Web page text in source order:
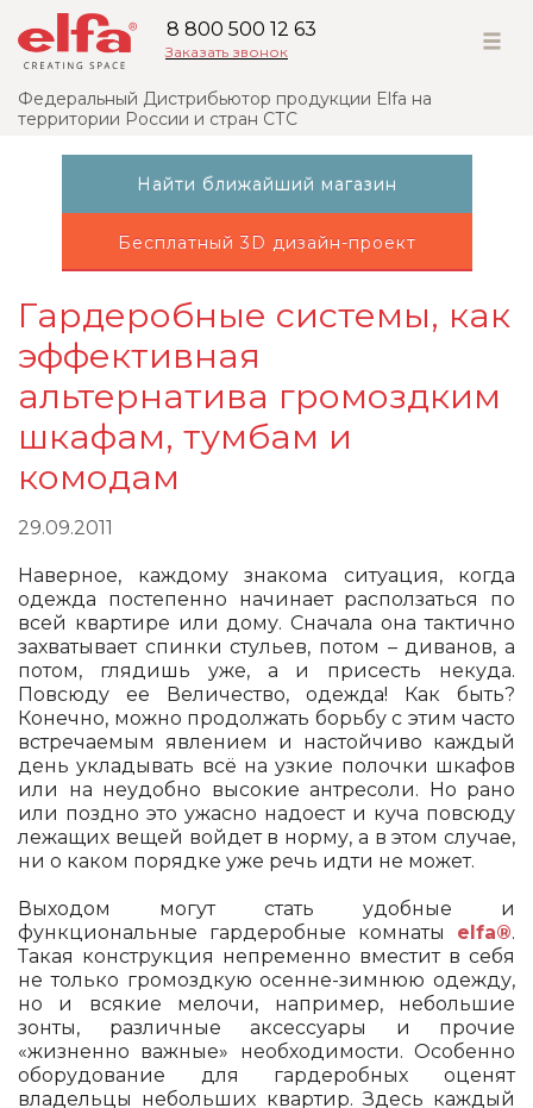
8 800 500 12 63
Заказать звонок
Федеральный Дистрибьютор продукции Elfa на
территории России и стран СТС
Найти ближайший магазин
Бесплатный 3D дизайн-проект
Гардеробные системы, как
эффективная
альтернатива громоздким
шкафам, тумбам и
комодам
29.09.2011
Наверное, каждому знакома ситуация, когда
одежда постепенно начинает расползаться по
всей квартире или дому. Сначала она тактично
захватывает спинки стульев, потом – диванов, а
потом, глядишь уже, а и присесть некуда.
Повсюду ее Величество, одежда! Как быть?
Конечно, можно продолжать борьбу с этим часто
встречаемым явлением и настойчиво каждый
день укладывать всё на узкие полочки шкафов
или на неудобно высокие антресоли. Но рано
или поздно это ужасно надоест и куча повсюду
лежащих вещей войдет в норму, а в этом случае,
ни о каком порядке уже речь идти не может.
Выходом могут стать удобные и
функциональные гардеробные комнаты elfa®.
Такая конструкция непременно вместит в себя
не только громоздкую осенне-зимнюю одежду,
но и всякие мелочи, например, небольшие
зонты, различные аксессуары и прочие
«жизненно важные» необходимости. Особенно
оборудование для гардеробных оценят
владельцы небольших квартир. Здесь каждый